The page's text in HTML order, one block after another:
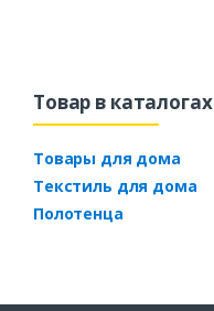
Товар в каталогах
Товары для дома
Текстиль для дома
Полотенца